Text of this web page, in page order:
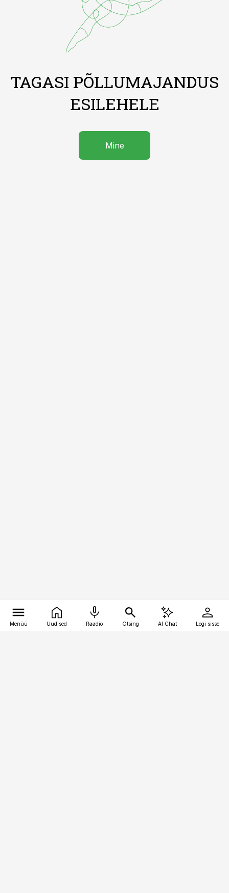
TAGASI PÕLLUMAJANDUS
ESILEHELE
Mine
Menüü Uudised Raadio Otsing AI Chat Logi sisse